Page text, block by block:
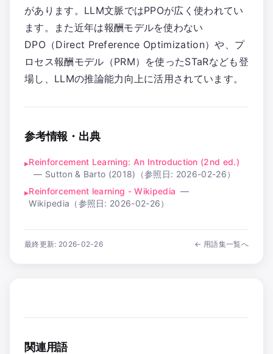
があります。LLM文脈ではPPOが広く使われてい
ます。また近年は報酬モデルを使わない
DPO（Direct Preference Optimization）や、プ
ロセス報酬モデル（PRM）を使ったSTaRなども登
場し、LLMの推論能力向上に活用されています。
参考情報・出典
▸Reinforcement Learning: An Introduction (2nd ed.)
— Sutton & Barto (2018) （参照日: 2026-02-26）
▸Reinforcement learning - Wikipedia —
Wikipedia （参照日: 2026-02-26）
最終更新: 2026-02-26 ← 用語集一覧へ
関連用語